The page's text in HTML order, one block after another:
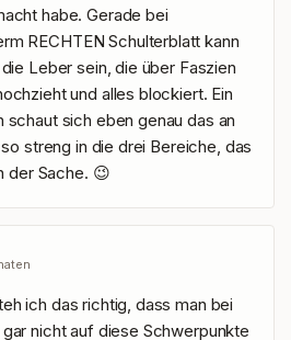
habe. Gerade bei
RECHTEN Schulterblatt kann
Leber sein, die über Faszien
und alles blockiert. Ein
schaut sich eben genau das an
streng in die drei Bereiche, das
der Sache. 😉
ich das richtig, dass man bei
nicht auf diese Schwerpunkte